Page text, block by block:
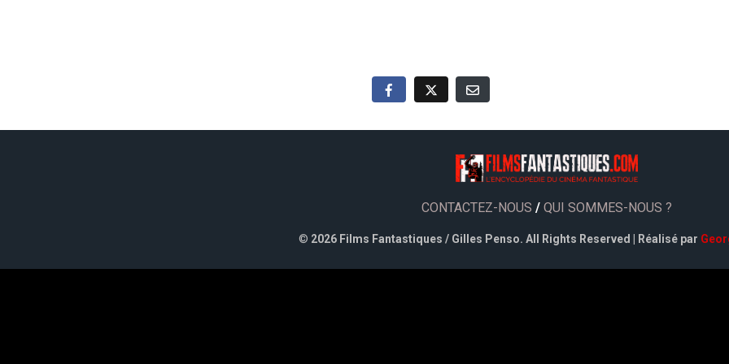
CONTACTEZ-NOUS / QUI SOMMES-NOUS ?
© 2026 Films Fantastiques / Gilles Penso. All Rights Reserved | Réalisé par